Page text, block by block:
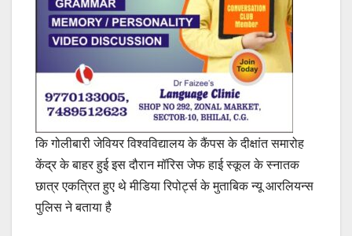
कि गोलीबारी जेवियर विश्वविद्यालय के कैंपस के दीक्षांत समारोह
केंद्र के बाहर हुई इस दौरान मॉरिस जेफ हाई स्कूल के स्नातक
छात्र एकत्रित हुए थे मीडिया रिपोर्ट्स के मुताबिक न्यू आरलियन्स
पुलिस ने बताया है